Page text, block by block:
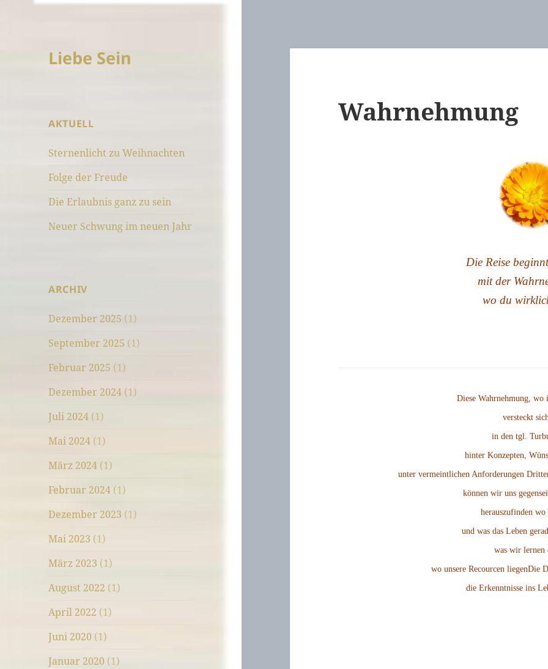
Liebe Sein
AKTUELL
Sternenlicht zu Weihnachten
Folge der Freude
Die Erlaubnis ganz zu sein
Neuer Schwung im neuen Jahr
ARCHIV
Dezember 2025 (1)
September 2025 (1)
Februar 2025 (1)
Dezember 2024 (1)
Juli 2024 (1)
Mai 2024 (1)
März 2024 (1)
Februar 2024 (1)
Dezember 2023 (1)
Mai 2023 (1)
März 2023 (1)
August 2022 (1)
April 2022 (1)
Juni 2020 (1)
Januar 2020 (1)
Wahrnehmung
Die Reise
mit der
wo du
Diese Wahrnehmung,
versteckt
in den tgl.
hinter Konzepten,
unter vermeintlichen Anforderungen
können wir uns
herauszufinden
und was das Leben
was wir lernen
wo unsere Recourcen liegenDie
die Erkenntnisse ins